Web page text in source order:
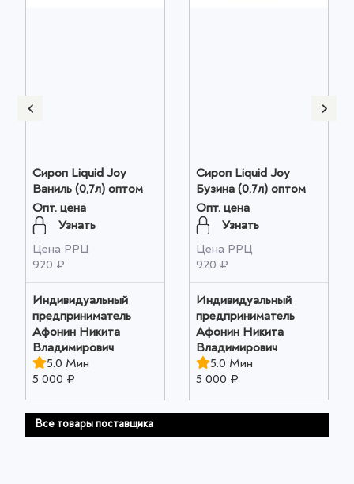
Сироп Liquid Joy
Ваниль (0,7л) оптом
Опт. цена
Узнать
Цена РРЦ
920 ₽
Индивидуальный
предприниматель
Афонин Никита
Владимирович
5.0 Мин
5 000 ₽
Сироп Liquid Joy
Бузина (0,7л) оптом
Опт. цена
Узнать
Цена РРЦ
920 ₽
Индивидуальный
предприниматель
Афонин Никита
Владимирович
5.0 Мин
5 000 ₽
Все товары поставщика